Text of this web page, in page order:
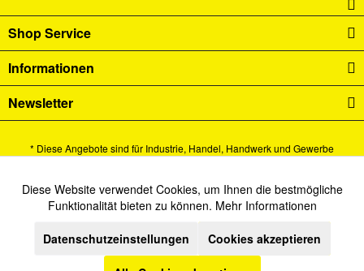
Shop Service
Informationen
Newsletter
* Diese Angebote sind für Industrie, Handel, Handwerk und Gewerbe
Alle Preise verstehen sich zzgl. Mehrwertsteuer undVersandkostenund ggf.
Nachnahmegebühren, wenn nicht anders beschrieben.
Cookie-Einstellungen Newsletter
Kontakt
Versand und Zahlungsbedingungen
Datenschutz
Funktionale Aktiv
Marketing Inaktiv
Diese Website verwendet Cookies, um Ihnen die bestmögliche
Funktionalität bieten zu können. Mehr Informationen
Datenschutzeinstellungen Cookies akzeptieren